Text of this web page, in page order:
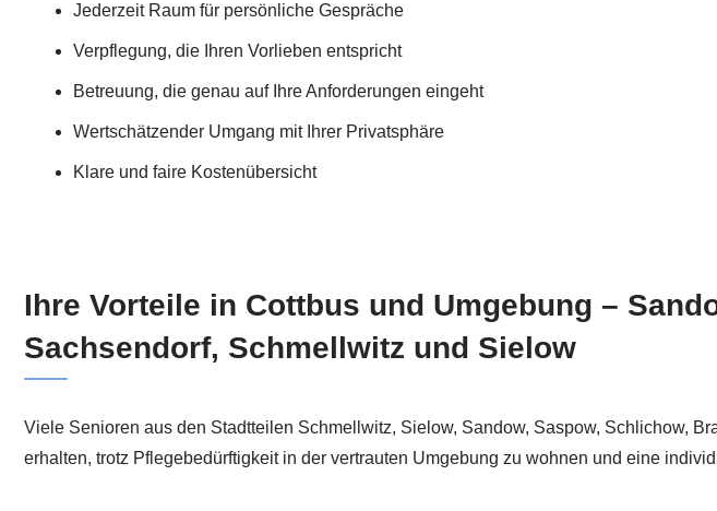
Jederzeit Raum für persönliche Gespräche
Verpflegung, die Ihren Vorlieben entspricht
Betreuung, die genau auf Ihre Anforderungen eingeht
Wertschätzender Umgang mit Ihrer Privatsphäre
Klare und faire Kostenübersicht
Ihre Vorteile in Cottbus und Umgebung –
Sachsendorf, Schmellwitz und Sielow
Viele Senioren aus den Stadtteilen Schmellwitz, Sielow, Sandow, Saspow, Schlichow,
erhalten, trotz Pflegebedürftigkeit in der vertrauten Umgebung zu wohnen und eine